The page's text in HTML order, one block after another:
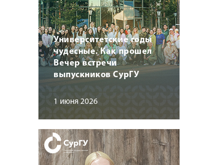
Университетские годы
чудесные. Как прошел
Вечер встречи
выпускников СурГУ
1 июня 2026